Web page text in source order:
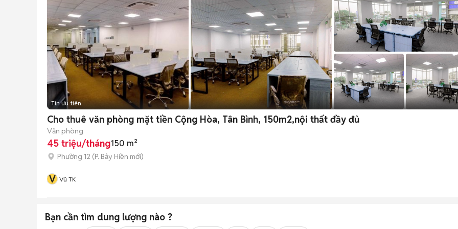
Tin ưu tiên
Cho thuê văn phòng mặt tiền Cộng Hòa, Tân Bình, 150m2,nội thất đầy đủ
Văn phòng
45 triệu/tháng150 m²
Phường 12 (P. Bảy Hiền mới)
V Vũ TK
Bạn cần tìm dung lượng nào ?